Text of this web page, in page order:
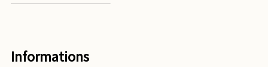
Informations